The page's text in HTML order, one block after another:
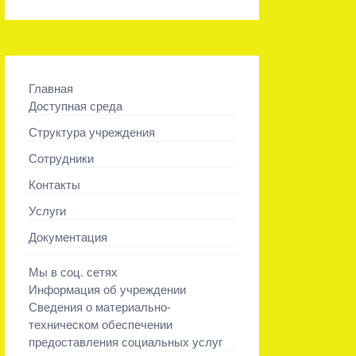
Главная
Доступная среда
Структура учреждения
Сотрудники
Контакты
Услуги
Документация
Мы в соц. сетях
Информация об учреждении
Сведения о материально-
техническом обеспечении
предоставления социальных услуг